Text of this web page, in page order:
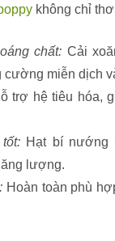
không chỉ
chất: Cải
cường miễn dịch
trợ hệ tiêu hóa,
Hạt bí nướng
lượng.
Hoàn toàn phù